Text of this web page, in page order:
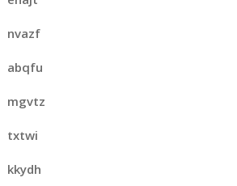
nvazf
abqfu
mgvtz
txtwi
kkydh